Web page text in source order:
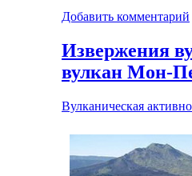
Добавить комментарий
Извержения
вулкан Мон-
Вулканическая